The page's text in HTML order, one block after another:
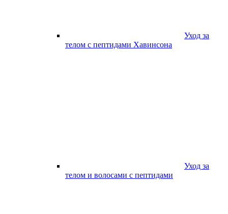
Уход за
телом с пептидами Хавинсона
Уход за
телом и волосами с пептидами